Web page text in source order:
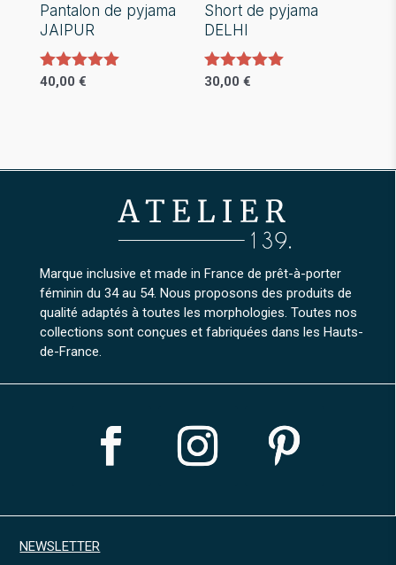
Pantalon de pyjama
JAIPUR
Note
40,00 €
plusieurs
peuvent
être
choisies
sur
la
page
Short de pyjama
DELHI
Note
30,00€
plusieurs
variations.
Les
options
peuvent
être
choisies
sur
page
produit
Marque inclusive et made in France de prêt-à-porter
féminin du 34 au 54. Nous proposons des produits de
qualité adaptés à toutes les morphologies. Toutes nos
collections sont conçues et fabriquées dans les Hauts-
de-France.
NEWSLETTER